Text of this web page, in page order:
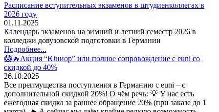
Расписание вступительных экзаменов в штудиенколлегах в
2026 году
01.11.2025
Календарь экзаменов на зимний и летний семестр 2026 в
колледжи довузовской подготовки в Германии
Подробнее...
😱🔥Акция “Юниор” или полное сопровождение с euni со
скидкой до 40%
26.10.2025
Все преимущества поступления в Германию с euni – с
дополнительной скидкой 20%! О чём речь: 💡 У нас есть
ежегодная скидка за раннее обращение 20% (при заказе до 1